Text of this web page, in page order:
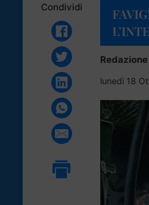
Condividi
Redazione
lunedì 18